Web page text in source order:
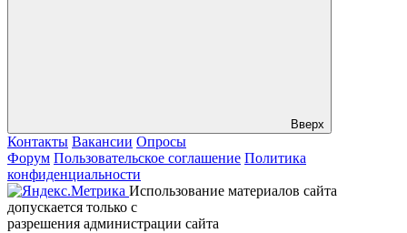
Вверх
Контакты Вакансии Опросы
Форум Пользовательское соглашение Политика
конфиденциальности
Использование материалов сайта
допускается только с
разрешения администрации сайта